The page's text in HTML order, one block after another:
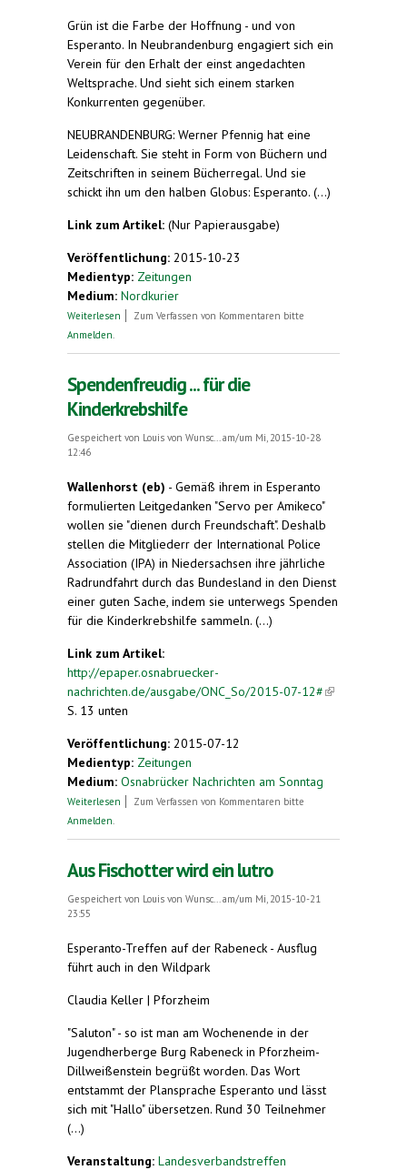
Grün ist die Farbe der Hoffnung - und von
Esperanto. In Neubrandenburg engagiert sich ein
Verein für den Erhalt der einst angedachten
Weltsprache. Und sieht sich einem starken
Konkurrenten gegenüber.
NEUBRANDENBURG: Werner Pfennig hat eine
Leidenschaft. Sie steht in Form von Büchern und
Zeitschriften in seinem Bücherregal. Und sie
schickt ihn um den halben Globus: Esperanto. (...)
Link zum Artikel: (Nur Papierausgabe)
Veröffentlichung: 2015-10-23
Medientyp: Zeitungen
Medium: Nordkurier
Weiterlesen über Esperanto-Jünger lassen sich nicht
Zum Verfassen von Kommentaren bitte
Anmelden
Spendenfreudig ... für die
Kinderkrebshilfe
Gespeichert von Louis von Wunsc...
am/um Mi, 2015-10-28
12:46
Wallenhorst (eb) - Gemäß ihrem in Esperanto
formulierten Leitgedanken "Servo per Amikeco"
wollen sie "dienen durch Freundschaft". Deshalb
stellen die Mitgliederr der International Police
Association (IPA) in Niedersachsen ihre jährliche
Radrundfahrt durch das Bundesland in den Dienst
einer guten Sache, indem sie unterwegs Spenden
für die Kinderkrebshilfe sammeln. (...)
Link zum Artikel:
http://epaper.osnabruecker-
nachrichten.de/ausgabe/ONC_So/2015-07-12#(link is
S. 13 unten
Veröffentlichung: 2015-07-12
Medientyp: Zeitungen
Medium: Osnabrücker Nachrichten am Sonntag
Weiterlesen über Spendenfreudig ... für die Kinderkrebshilfe
Zum Verfassen von Kommentaren bitte
Anmelden
Aus Fischotter wird ein lutro
Gespeichert von Louis von Wunsc...
am/um Mi, 2015-10-21
23:55
Esperanto-Treffen auf der Rabeneck - Ausflug
führt auch in den Wildpark
Claudia Keller | Pforzheim
"Saluton" - so ist man am Wochenende in der
Jugendherberge Burg Rabeneck in Pforzheim-
Dillweißenstein begrüßt worden. Das Wort
entstammt der Plansprache Esperanto und lässt
sich mit "Hallo" übersetzen. Rund 30 Teilnehmer
(...)
Veranstaltung: Landesverbandstreffen